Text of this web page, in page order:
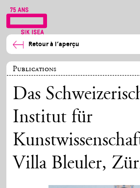
Retour à l’aperçu
Publications
Das
Institut für
Villa Bleuler,